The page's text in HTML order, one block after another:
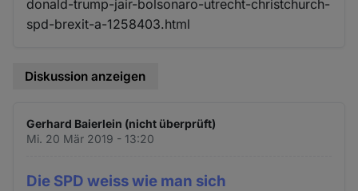
donald-trump-jair-bolsonaro-utrecht-christchurch-
spd-brexit-a-1258403.html
Diskussion anzeigen
Gerhard Baierlein (nicht überprüft)
Mi. 20 Mär 2019 - 13:20
Die SPD weiss wie man sich